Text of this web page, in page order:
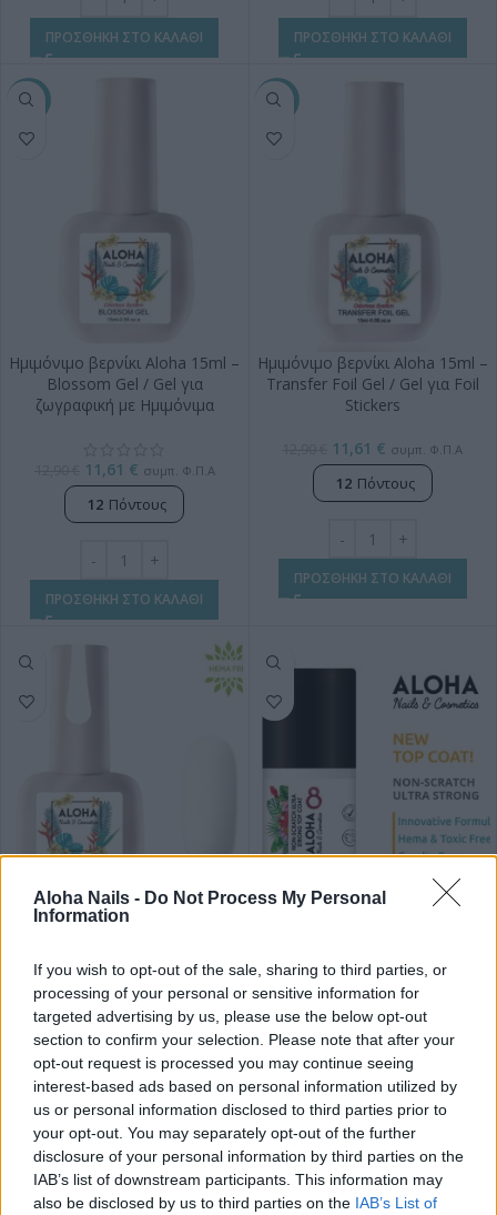
Aloha Nails - Do Not Process My Personal
Information
If you wish to opt-out of the sale, sharing to third parties, or
processing of your personal or sensitive information for
targeted advertising by us, please use the below opt-out
section to confirm your selection. Please note that after your
opt-out request is processed you may continue seeing
interest-based ads based on personal information utilized by
us or personal information disclosed to third parties prior to
your opt-out. You may separately opt-out of the further
disclosure of your personal information by third parties on the
IAB’s list of downstream participants. This information may
also be disclosed by us to third parties on the IAB’s List of
ΠΡΟΣΘΗΚΗ ΣΤΟ ΚΑΛΑΘΙ ΠΡΟΣΘΗΚΗ ΣΤΟ ΚΑΛΑΘΙ
-10%
Ημιμόνιμο βερνίκι Aloha 15ml –
Blossom Gel / Gel για
ζωγραφική με Ημιμόνιμα
11,61 € συμπ. Φ.Π.Α
12 Πόντους
ΠΡΟΣΘΗΚΗ ΣΤΟ ΚΑΛΑΘΙ
-10%
Ημιμόνιμο βερνίκι Aloha 15ml –
Transfer Foil Gel / Gel για Foil
Stickers
11,61 € συμπ. Φ.Π.Α
12 Πόντους
ΠΡΟΣΘΗΚΗ ΣΤΟ ΚΑΛΑΘΙ
RUBBER BASE ALOHA 15ml –
Ημιμόνιμου με πρωτεΐνες &
χρώμα – Milky White
14,90 € συμπ. Φ.Π.Α
15 Πόντους
ΠΡΟΣΘΗΚΗ ΣΤΟ ΚΑΛΑΘΙ
Coat / Ημιμόνιμο Top Coat
Non-Scratched
9,00 συμπ. Φ.Π.Α
9 Πόντους
ΠΡΟΣΘΗΚΗ ΣΤΟ ΚΑΛΑΘΙ